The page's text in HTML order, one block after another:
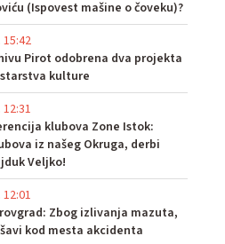
(Ispovest mašine o čoveku)?
15:42
Pirot odobrena dva projekta
kulture
klubova Zone Istok:
iz našeg Okruga, derbi
Veljko!
Zbog izlivanja mazuta,
kod mesta akcidenta